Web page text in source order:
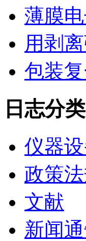
薄膜
用剥
包装
日志分类
仪器
政策
文献
新闻